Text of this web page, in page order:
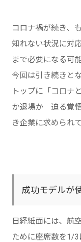
コロナ禍が続き、
知れない状況に対
まで必要になる可
今回は引き続きと
トップに「コロナ
か退場か 迫る覚
き企業に求められ
成功モデルが
日経紙面には、航
ために座席数を1/